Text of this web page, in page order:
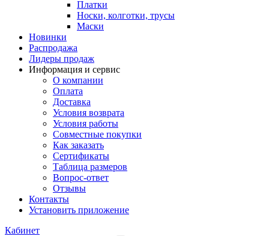
Платки
Носки, колготки, трусы
Маски
Новинки
Распродажа
Лидеры продаж
Информация и сервис
О компании
Оплата
Доставка
Условия возврата
Условия работы
Совместные покупки
Как заказать
Сертификаты
Таблица размеров
Вопрос-ответ
Отзывы
Контакты
Установить приложение
Кабинет